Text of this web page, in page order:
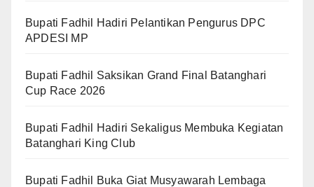
Bupati Fadhil Hadiri Pelantikan Pengurus DPC
APDESI MP
Bupati Fadhil Saksikan Grand Final Batanghari
Cup Race 2026
Bupati Fadhil Hadiri Sekaligus Membuka Kegiatan
Batanghari King Club
Bupati Fadhil Buka Giat Musyawarah Lembaga